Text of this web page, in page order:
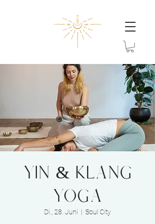
YIN & KLANG
YOGA
Di., 28. Juni
  |
Soul City